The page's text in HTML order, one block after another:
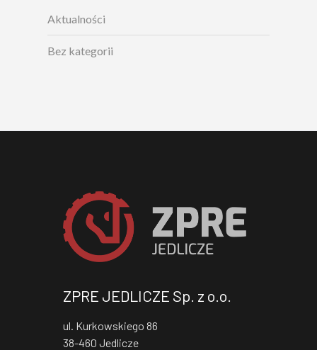
Aktualności
Bez kategorii
ZPRE JEDLICZE Sp. z o.o.
ul. Kurkowskiego 86
38-460 Jedlicze